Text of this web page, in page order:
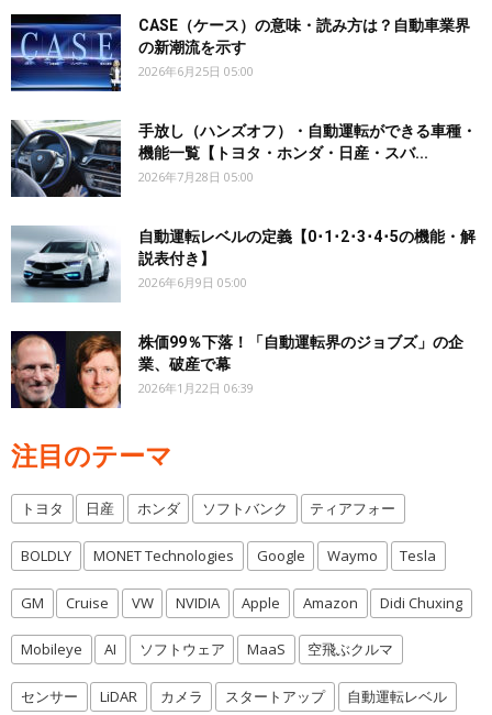
CASE（ケース）の意味・読み方は？自動車業界
の新潮流を示す
2026年6月25日 05:00
手放し（ハンズオフ）・自動運転ができる車種・
機能一覧【トヨタ・ホンダ・日産・スバ...
2026年7月28日 05:00
自動運転レベルの定義【0･1･2･3･4･5の機能・解
説表付き】
2026年6月9日 05:00
株価99％下落！「自動運転界のジョブズ」の企
業、破産で幕
2026年1月22日 06:39
注目のテーマ
トヨタ 日産 ホンダ ソフトバンク ティアフォー
BOLDLY MONET Technologies Google Waymo Tesla
GM Cruise VW NVIDIA Apple Amazon Didi Chuxing
Mobileye AI ソフトウェア MaaS 空飛ぶクルマ
センサー LiDAR カメラ スタートアップ 自動運転レベル